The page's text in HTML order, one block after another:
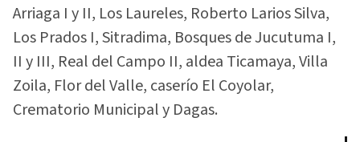
Arriaga I y II, Los Laureles, Roberto Larios Silva,
Los Prados I, Sitradima, Bosques de Jucutuma I,
II y III, Real del Campo II, aldea Ticamaya, Villa
Zoila, Flor del Valle, caserío El Coyolar,
Crematorio Municipal y Dagas.